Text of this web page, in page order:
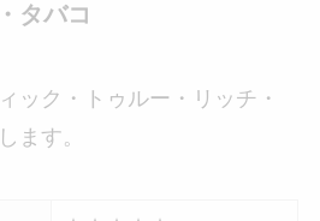
タバコ
ック・トゥルー・リッチ・
ます。